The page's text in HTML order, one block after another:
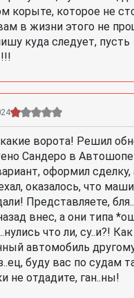
корыте, которое не
в жизни этого не
куда следует, пусть
ворота! Решил
Сандеро в
оформил сделку,
оказалось, что
Представляете,
внес, а они типа
что ли, су..и?!
автомобиль
буду вас по судам
не отдадите, ган..ны!